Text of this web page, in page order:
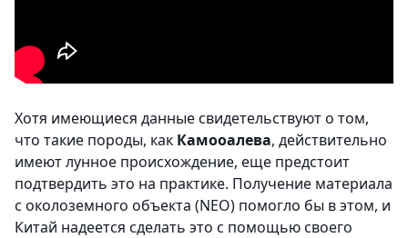
Хотя имеющиеся данные свидетельствуют о том,
что такие породы, как Камооалева, действительно
имеют лунное происхождение, еще предстоит
подтвердить это на практике. Получение материала
с околоземного объекта (NEO) помогло бы в этом, и
Китай надеется сделать это с помощью своего